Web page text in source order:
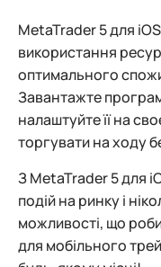
MetaTrader 5 для iOS
використання
оптимального
Завантажте
налаштуйте її на
торгувати на ходу
З MetaTrader 5 для
подій на ринку і
можливості, що
для мобільного